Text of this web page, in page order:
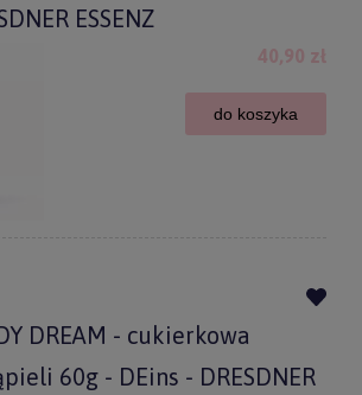
ESSENZ
40,90 zł
do koszyka
DREAM - cukierkowa
60g - DEins - DRESDNER